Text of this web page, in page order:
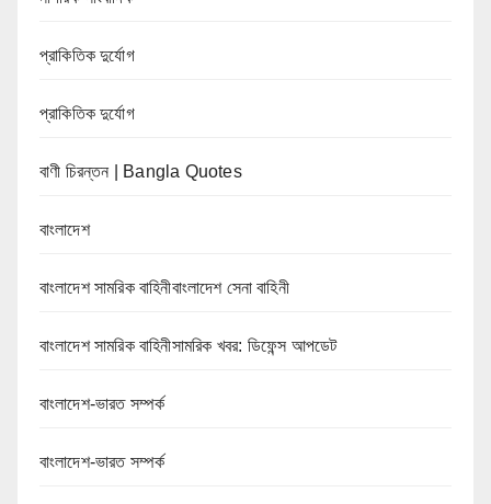
প্রাকিতিক দুর্যোগ
প্রাকিতিক দুর্যোগ
বাণী চিরন্তন | Bangla Quotes
বাংলাদেশ
বাংলাদেশ সামরিক বাহিনীবাংলাদেশ সেনা বাহিনী
বাংলাদেশ সামরিক বাহিনীসামরিক খবর: ডিফেন্স আপডেট
বাংলাদেশ-ভারত সম্পর্ক
বাংলাদেশ-ভারত সম্পর্ক